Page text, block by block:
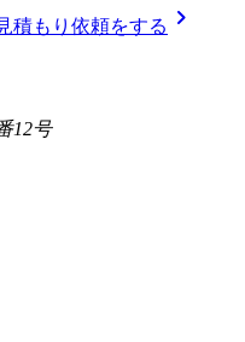
積もり依頼をする chevron_right
12号